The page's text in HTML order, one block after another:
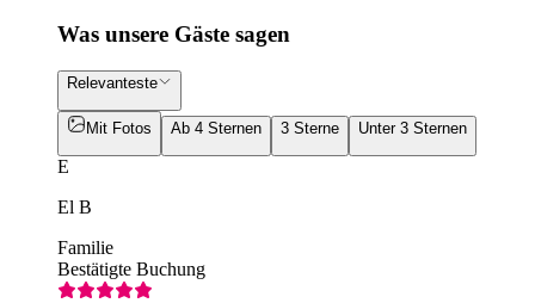
Was unsere Gäste sagen
Relevanteste
Mit Fotos Ab 4 Sternen 3 Sterne Unter 3 Sternen
E
El B
Familie
Bestätigte Buchung